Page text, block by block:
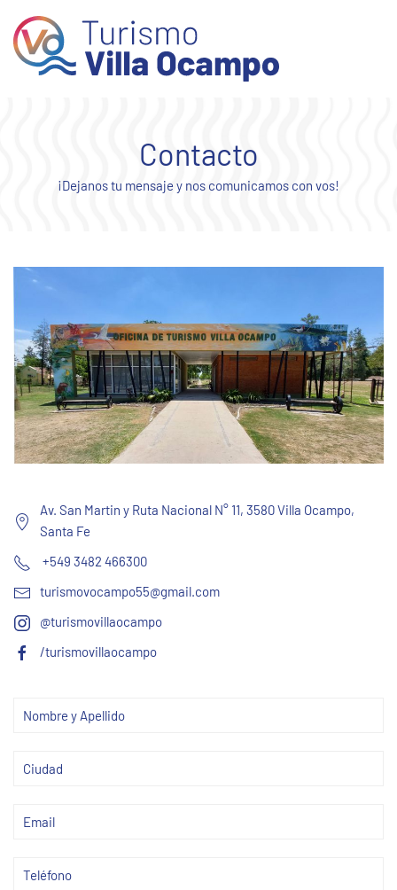
Skip to main content
Contacto
¡Dejanos tu mensaje y nos comunicamos con vos!
Av. San Martin y Ruta Nacional N° 11, 3580 Villa Ocampo,
Santa Fe
+549 3482 466300
turismovocampo55@gmail.com
@turismovillaocampo
/turismovillaocampo